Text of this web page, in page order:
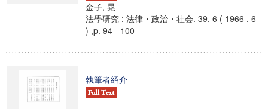
金子, 晃
法學研究 : 法律・政治・社会. 39, 6 ( 1966 . 6
) ,p. 94 - 100
執筆者紹介